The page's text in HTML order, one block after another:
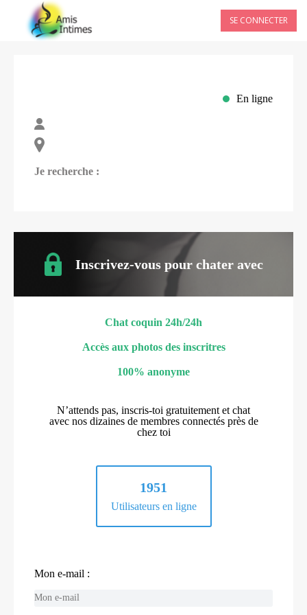
SE CONNECTER
En ligne
Je recherche :
Inscrivez-vous pour chater avec
Chat coquin 24h/24h
Accès aux photos des inscritres
100% anonyme
N’attends pas, inscris-toi gratuitement et chat
avec nos dizaines de membres connectés près de
chez toi
1951
Utilisateurs en ligne
Mon e-mail :